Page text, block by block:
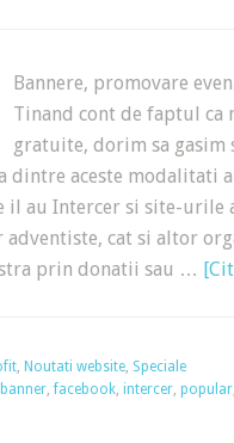
Bannere, promovare
Tinand cont de faptul ca
gratuite, dorim sa
dintre aceste
il au Intercer si site-urile
cat si altor
prin donatii sau …
, Noutati website, Speciale
banner,facebook, intercer, popular